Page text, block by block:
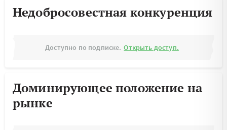
Недобросовестная конкуренция
Доступно по подписке. Открыть доступ.
Доминирующее положение на
рынке